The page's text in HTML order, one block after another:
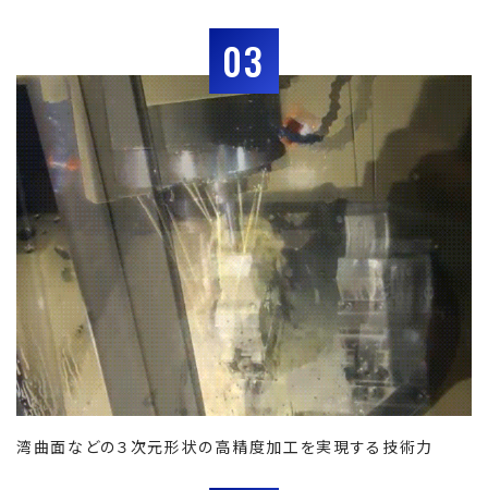
03
湾曲面などの３次元形状の高精度加工を実現する技術力